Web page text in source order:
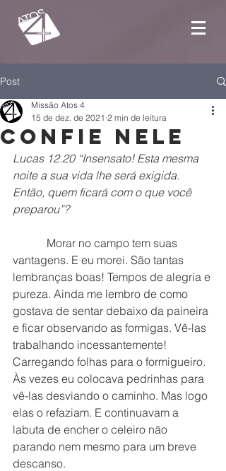
Post
Confie Nele
Missão Atos 4
15 de dez. de 2021 2 min de leitura
Lucas 12.20 “Insensato! Esta mesma
noite a sua vida lhe será exigida.
Então, quem ficará com o que você
preparou”?
vantagens. E eu morei. São tantas
lembranças boas! Tempos de alegria e
pureza. Ainda me lembro de como
gostava de sentar debaixo da paineira
e ficar observando as formigas. Vê-las
trabalhando incessantemente!
Carregando folhas para o formigueiro.
Às vezes eu colocava pedrinhas para
vê-las desviando o caminho. Mas logo
elas o refaziam. E continuavam a
labuta de encher o celeiro não
parando nem mesmo para um breve
descanso.